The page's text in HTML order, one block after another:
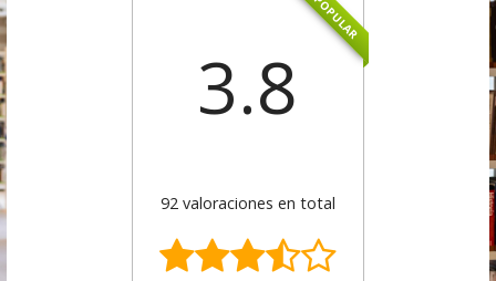
POPULAR
3.8
92 valoraciones en total